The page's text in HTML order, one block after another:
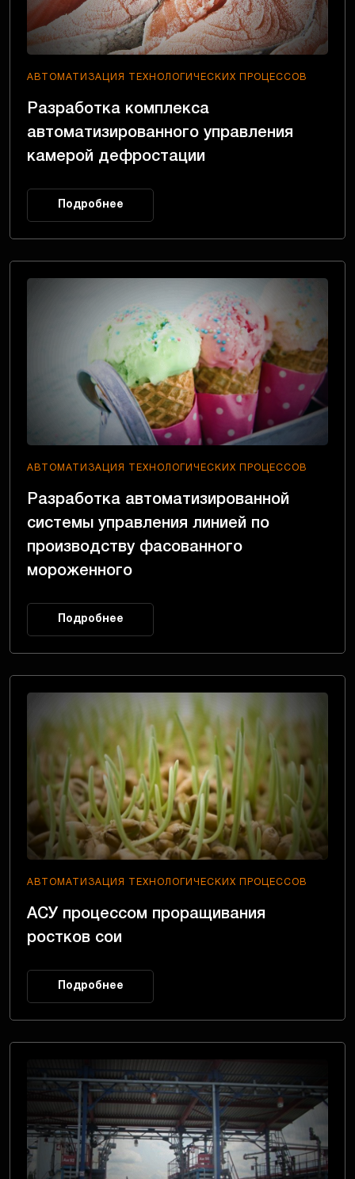
АВТОМАТИЗАЦИЯ ТЕХНОЛОГИЧЕСКИХ ПРОЦЕССОВ
Разработка комплекса
автоматизированного управления
камерой дефростации
Подробнее
АВТОМАТИЗАЦИЯ ТЕХНОЛОГИЧЕСКИХ ПРОЦЕССОВ
Разработка автоматизированной
системы управления линией по
производству фасованного
мороженного
Подробнее
АВТОМАТИЗАЦИЯ ТЕХНОЛОГИЧЕСКИХ ПРОЦЕССОВ
АСУ процессом проращивания
ростков сои
Подробнее